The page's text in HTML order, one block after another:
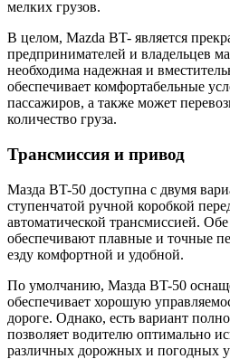
мелких грузов.
В целом, Mazda BT- является
предпринимателей и владельцев
необходима надежная и
обеспечивает комфортабельные
пассажиров, а также может
количество груза.
Трансмиссия и привод
Мазда BT-50 доступна с двумя
ступенчатой ручной коробкой
автоматической трансмиссией.
обеспечивают плавные и точные
езду комфортной и удобной.
По умолчанию, Мазда BT-50
обеспечивает хорошую
дороге. Однако, есть вариант
позволяет водителю оптимально
различных дорожных и погодных